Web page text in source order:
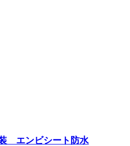
エンビシート防水